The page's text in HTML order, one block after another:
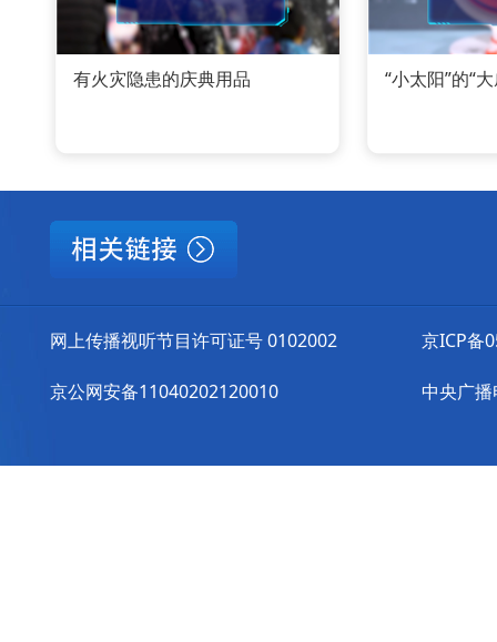
有火灾隐患的庆典用品 “小太阳”的“
网上传播视听节目许可证号 0102002
京公网安备11040202120010
京ICP备
中央广